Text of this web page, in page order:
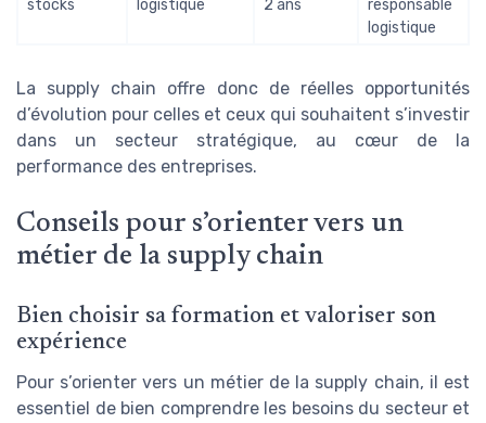
stocks
logistique
2 ans
responsable
logistique
La supply chain offre donc de réelles opportunités
d’évolution pour celles et ceux qui souhaitent s’investir
dans un secteur stratégique, au cœur de la
performance des entreprises.
Conseils pour s’orienter vers un
métier de la supply chain
Bien choisir sa formation et valoriser son
expérience
Pour s’orienter vers un métier de la supply chain, il est
essentiel de bien comprendre les besoins du secteur et